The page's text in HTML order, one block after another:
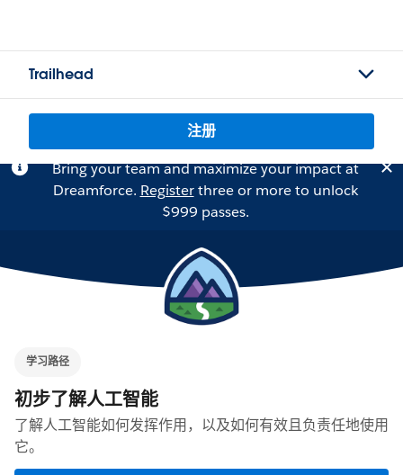
Trailhead
注册
Bring your team and maximize your impact at
Dreamforce. Registerthree or more to unlock
$999 passes.
学习路径
初步了解人工智能
了解人工智能如何发挥作用，以及如何有效且负责任地使用
它。